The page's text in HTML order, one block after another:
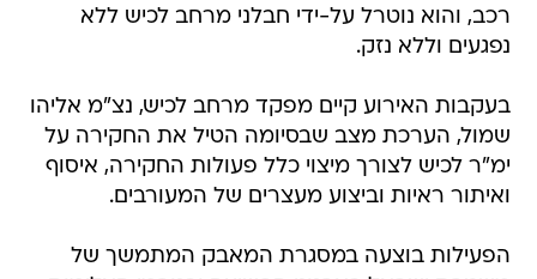
בעקבות האירוע קיים מפקד מרחב לכיש, נצ"מ אליהו
ימ"ר לכיש לצורך מיצוי כלל פעולות החקירה, איסוף
ואיתור ראיות וביצוע מעצרים של המעורבים.
הפעילות בוצעה במסגרת המאבק המתמשך של
לשם שמירה על ביטחון הציבור.